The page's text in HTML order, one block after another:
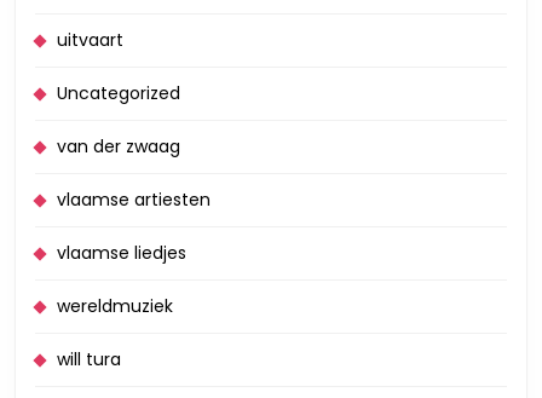
uitvaart
Uncategorized
van der zwaag
vlaamse artiesten
vlaamse liedjes
wereldmuziek
will tura